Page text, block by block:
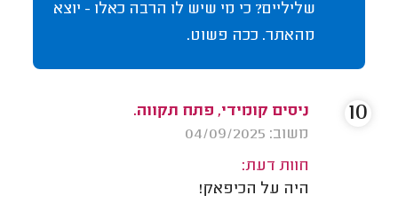
שליליים? כי מי שיש לו הרבה כאלו - יוצא
מהאתר. ככה פשוט.
ניסים קומידי, פתח תקווה.
משוב: 04/09/2025
חוות דעת:
היה על הכיפאק!
10